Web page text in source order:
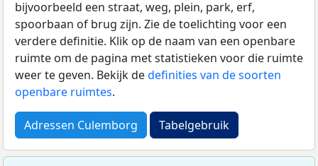
bijvoorbeeld een straat, weg, plein, park, erf,
spoorbaan of brug zijn. Zie de toelichting voor een
verdere definitie. Klik op de naam van een openbare
ruimte om de pagina met statistieken voor die ruimte
weer te geven. Bekijk dedefinities van de soorten
openbare ruimtes.
Adressen Culemborg Tabelgebruik